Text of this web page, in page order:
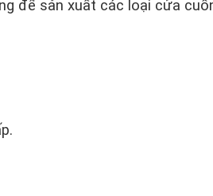
để sản xuất các loại cửa